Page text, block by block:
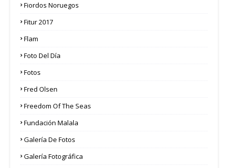
Fiordos Noruegos
Fitur 2017
Flam
Foto Del Día
Fotos
Fred Olsen
Freedom Of The Seas
Fundación Malala
Galería De Fotos
Galería Fotográfica